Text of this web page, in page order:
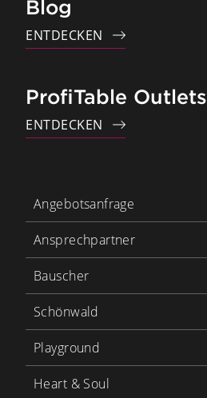
Blog
ENTDECKEN
ProfiTable Outlets
ENTDECKEN
Angebotsanfrage
Ansprechpartner
Bauscher
Schönwald
Playground
Heart & Soul